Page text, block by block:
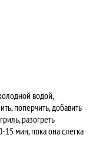
водой,
поперчить, добавить
разогреть
мин, пока она слегка